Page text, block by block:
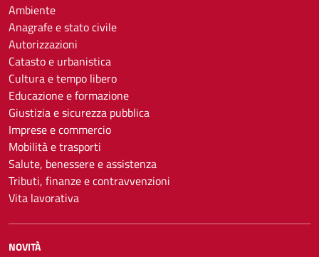
Ambiente
Anagrafe e stato civile
Autorizzazioni
Catasto e urbanistica
Cultura e tempo libero
Educazione e formazione
Giustizia e sicurezza pubblica
Imprese e commercio
Mobilità e trasporti
Salute, benessere e assistenza
Tributi, finanze e contravvenzioni
Vita lavorativa
NOVITÀ